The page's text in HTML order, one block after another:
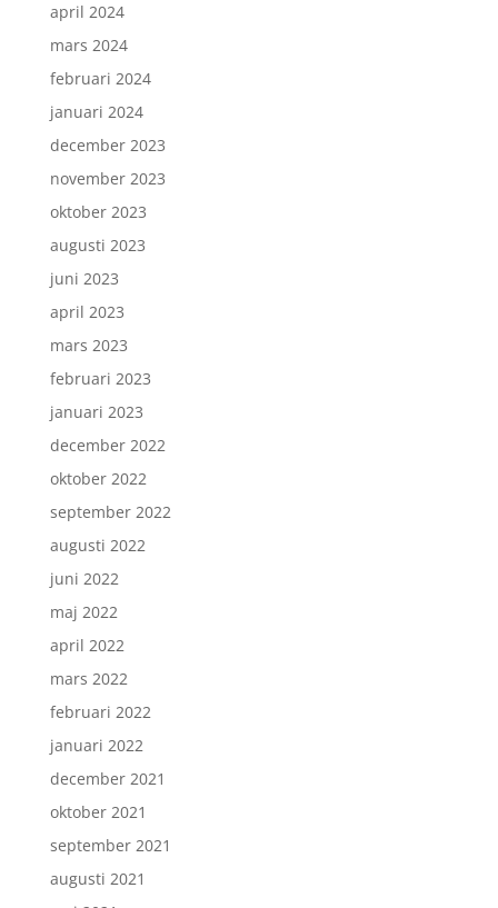
april 2024
mars 2024
februari 2024
januari 2024
december 2023
november 2023
oktober 2023
augusti 2023
juni 2023
april 2023
mars 2023
februari 2023
januari 2023
december 2022
oktober 2022
september 2022
augusti 2022
juni 2022
maj 2022
april 2022
mars 2022
februari 2022
januari 2022
december 2021
oktober 2021
september 2021
augusti 2021